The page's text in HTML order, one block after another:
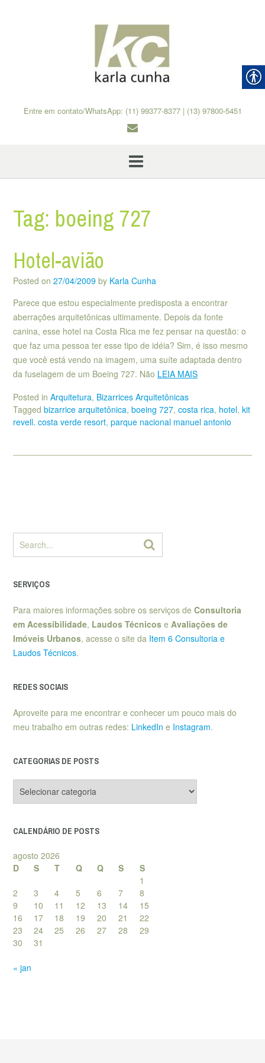
Entre em contato/WhatsApp: (11) 99377-8377 | (13) 97800-5451
Tag: boeing 727
Hotel-avião
Posted on 27/04/2009 by Karla Cunha
Parece que estou especialmente predisposta a encontrar
aberrações arquitetônicas ultimamente. Depois da fonte
canina, esse hotel na Costa Rica me fez pensar na questão: o
que faz uma pessoa ter esse tipo de idéia? Sim, é isso mesmo
que você está vendo na imagem, uma suíte adaptada dentro
da fuselagem de um Boeing 727. Não LEIA MAIS
Posted in Arquitetura, Bizarrices Arquitetônicas
Tagged bizarrice arquitetônica, boeing 727, costa rica, hotel, kit
revell. costa verde resort, parque nacional manuel antonio
SERVIÇOS
Para maiores informações sobre os serviços de Consultoria
em Acessibilidade, Laudos Técnicos e Avaliações de
Imóveis Urbanos, acesse o site da Item 6 Consultoria e
Laudos Técnicos.
REDES SOCIAIS
Aproveite para me encontrar e conhecer um pouco mais do
meu trabalho em outras redes: LinkedIn e Instagram.
CATEGORIAS DE POSTS
de
CALENDÁRIO DE POSTS
agosto 2026
D
S T Q Q S
S
1
2
3 4 5 6 7
8
9
10 11 12 13 14
15
16
17 18 19 20 21
22
23
24 25 26 27 28
29
30
31
« jan